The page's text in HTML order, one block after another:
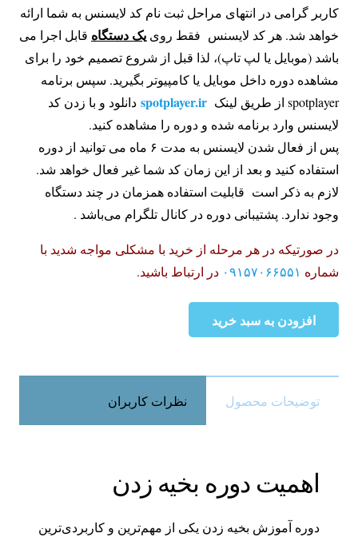
کاربر گرامی در انتهای مراحل ثبت نام کد لایسنس به شما ارائه
خواهد شد. هر کد لایسنس فقط روی یک دستگاه قابل اجرا می
باشد (موبایل یا لپ تاپ)، لذا قبل از شروع تصمیم خود را برای
مشاهده دوره داخل موبایل یا کامپیوتر بگیرید. سپس برنامه
spotplayer از طریق لینک
spotplayer.ir دانلود و با زدن کد
لایسنس وارد برنامه شده و دوره را مشاهده کنید.
پس از فعال شدن لایسنس به مدت ۶ ماه می توانید از دوره
استفاده کنید و بعد از این زمان کد شما غیر فعال خواهد شد.
لازم به ذکر است قابلیت استفاده همزمان در چند دستگاه
وجود ندارد. پشتیبانی دوره در کانال تلگرام می‌باشد .
در صورتیکه در هر مرحله از خرید با مشکلی مواجه شدید با
شماره ۰۹۱۵۷۰۶۶۵۵۱ در ارتباط باشید.
آموزش
زدن
افزودن به سبد خرید
توضیحات محصول نظرات کاربران
اهمیت دوره بخیه زدن
دوره آموزش بخیه زدن یکی از مهم‌ترین و کاربردی‌ترین